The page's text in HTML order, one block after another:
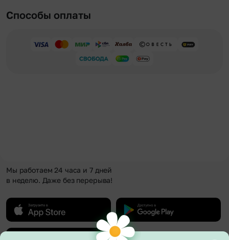
Способы оплаты
Мы работаем 24 часа и 7 дней
в неделю. Даже без перерыва!